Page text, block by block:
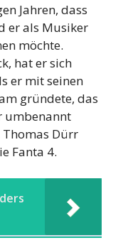
Jahren, dass
er als Musiker
möchte.
hat er sich
er mit seinen
gründete, das
umbenannt
Dürr
Fanta 4.